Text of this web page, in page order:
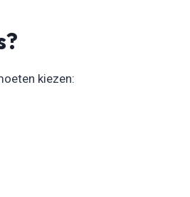
kiezen: